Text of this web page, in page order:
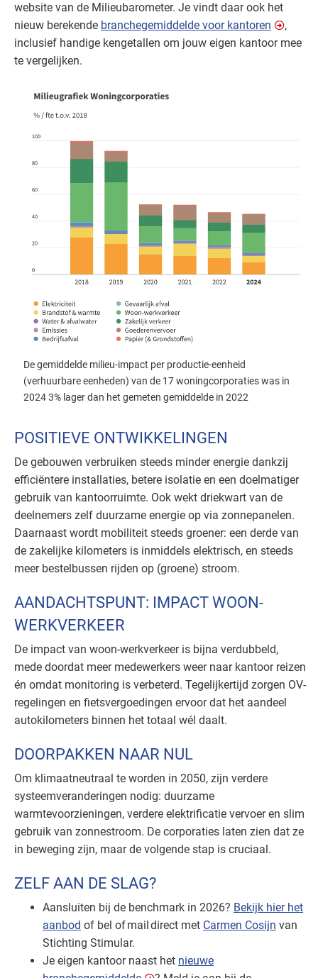
website van de Milieubarometer. Je vindt daar ook het
nieuw berekende branchegemiddelde voor kantoren
,
inclusief handige kengetallen om jouw eigen kantoor mee
te vergelijken.
De gemiddelde milieu-impact per productie-eenheid
(verhuurbare eenheden) van de 17 woningcorporaties was in
2024 3% lager dan het gemeten gemiddelde in 2022
POSITIEVE ONTWIKKELINGEN
De gebouwen verbruiken steeds minder energie dankzij
efficiëntere installaties, betere isolatie en een doelmatiger
gebruik van kantoorruimte. Ook wekt driekwart van de
deelnemers zelf duurzame energie op via zonnepanelen.
Daarnaast wordt mobiliteit steeds groener: een derde van
de zakelijke kilometers is inmiddels elektrisch, en steeds
meer bestelbussen rijden op (groene) stroom.
AANDACHTSPUNT: IMPACT WOON-
WERKVERKEER
De impact van woon-werkverkeer is bijna verdubbeld,
mede doordat meer medewerkers weer naar kantoor reizen
én omdat monitoring is verbeterd. Tegelijkertijd zorgen OV-
regelingen en fietsvergoedingen ervoor dat het aandeel
autokilometers binnen het totaal wél daalt.
DOORPAKKEN NAAR NUL
Om klimaatneutraal te worden in 2050, zijn verdere
systeemveranderingen nodig: duurzame
warmtevoorzieningen, verdere elektrificatie vervoer en slim
gebruik van zonnestroom. De corporaties laten zien dat ze
in beweging zijn, maar de volgende stap is cruciaal.
ZELF AAN DE SLAG?
Aansluiten bij de benchmark in 2026? Bekijk hier het
aanbod of bel of mail direct met Carmen Cosijn van
Stichting Stimular.
Je eigen kantoor naast het nieuwe